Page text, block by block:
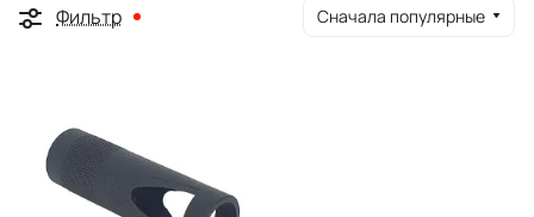
Фильтр Сначала популярные